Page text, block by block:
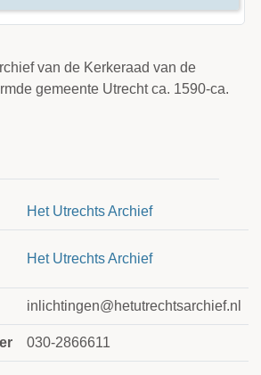
van de Kerkeraad van de
gemeente Utrecht ca. 1590-ca.
Het Utrechts Archief
Het Utrechts Archief
inlichtingen@hetutrechtsarchief.nl
030-2866611